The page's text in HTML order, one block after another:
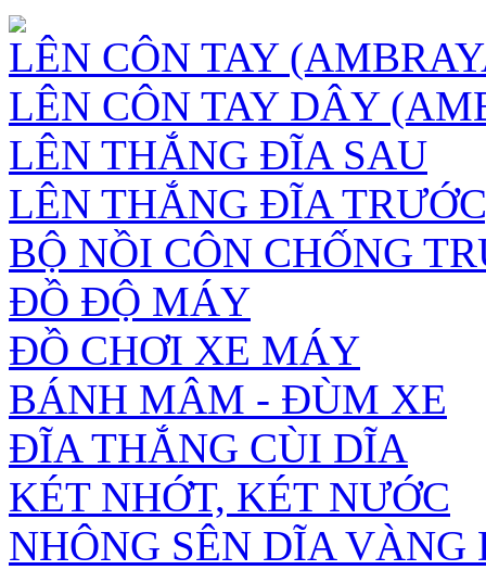
LÊN CÔN TAY
LÊN CÔN TAY DÂY
LÊN THẮNG ĐĨA SAU
LÊN THẮNG ĐĨA
BỘ NỒI CÔN CHỐNG
ĐỒ ĐỘ MÁY
ĐỒ CHƠI XE MÁY
BÁNH MÂM - ĐÙM XE
ĐĨA THẮNG CÙI DĨA
KÉT NHỚT, KÉT NƯỚC
NHÔNG SÊN DĨA